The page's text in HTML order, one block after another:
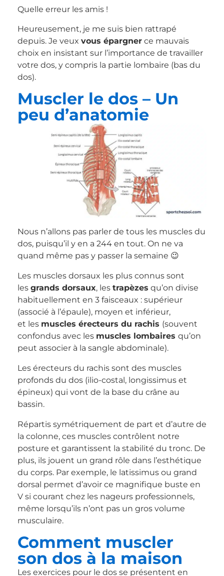
Quelle erreur les amis !
Heureusement, je me suis bien rattrapé
depuis. Je veux vous épargner ce mauvais
choix en insistant sur l’importance de travailler
votre dos, y compris la partie lombaire (bas du
dos).
Muscler le dos – Un
peu d’anatomie
Nous n’allons pas parler de tous les muscles du
dos, puisqu’il y en a 244 en tout. On ne va
quand même pas y passer la semaine 😉
Les muscles dorsaux les plus connus sont
les grands dorsaux, les trapèzes qu’on divise
habituellement en 3 faisceaux : supérieur
(associé à l’épaule), moyen et inférieur,
et les muscles érecteurs du rachis (souvent
confondus avec les muscles lombaires qu’on
peut associer à la sangle abdominale).
Les érecteurs du rachis sont des muscles
profonds du dos (ilio-costal, longissimus et
épineux) qui vont de la base du crâne au
bassin.
Répartis symétriquement de part et d’autre de
la colonne, ces muscles contrôlent notre
posture et garantissent la stabilité du tronc. De
plus, ils jouent un grand rôle dans l’esthétique
du corps. Par exemple, le latissimus ou grand
dorsal permet d’avoir ce magnifique buste en
V si courant chez les nageurs professionnels,
même lorsqu’ils n’ont pas un gros volume
musculaire.
Comment muscler
son dos à la maison
Les exercices pour le dos se présentent en